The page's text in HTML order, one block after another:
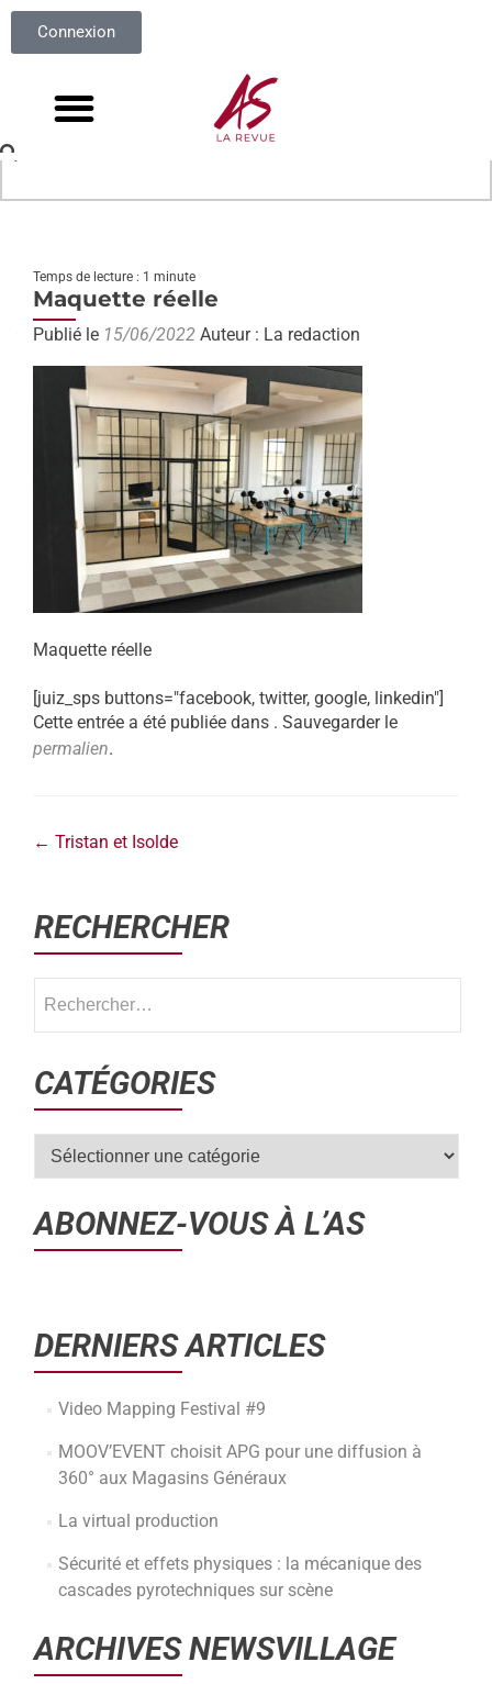
Connexion
Temps de lecture : 1 minute
Maquette réelle
Publié le 15/06/2022 Auteur : La redaction
Maquette réelle
[juiz_sps buttons="facebook, twitter, google, linkedin"]
Cette entrée a été publiée dans . Sauvegarder le
permalien.
← Tristan et Isolde
RECHERCHER
CATÉGORIES
ABONNEZ-VOUS À L’AS
DERNIERS ARTICLES
Video Mapping Festival #9
MOOV’EVENT choisit APG pour une diffusion à
360° aux Magasins Généraux
La virtual production
Sécurité et effets physiques : la mécanique des
cascades pyrotechniques sur scène
ARCHIVES NEWSVILLAGE